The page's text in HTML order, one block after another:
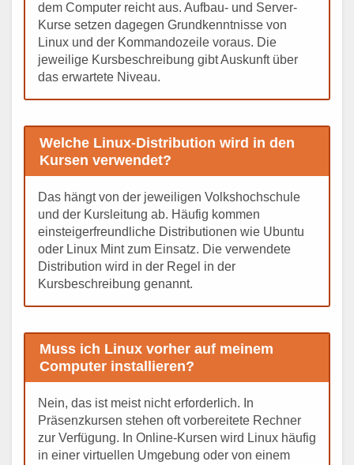
dem Computer reicht aus. Aufbau- und Server-
Kurse setzen dagegen Grundkenntnisse von
Linux und der Kommandozeile voraus. Die
jeweilige Kursbeschreibung gibt Auskunft über
das erwartete Niveau.
Welche Linux-Distribution wird in den
Kursen verwendet?
Das hängt von der jeweiligen Volkshochschule
und der Kursleitung ab. Häufig kommen
einsteigerfreundliche Distributionen wie Ubuntu
oder Linux Mint zum Einsatz. Die verwendete
Distribution wird in der Regel in der
Kursbeschreibung genannt.
Muss ich Linux vorher auf meinem
Computer installieren?
Nein, das ist meist nicht erforderlich. In
Präsenzkursen stehen oft vorbereitete Rechner
zur Verfügung. In Online-Kursen wird Linux häufig
in einer virtuellen Umgebung oder von einem